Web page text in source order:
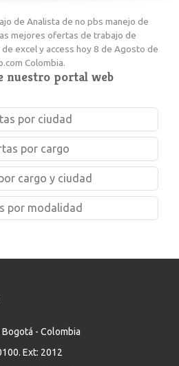
de Analista de no pbs manejo de
mejores ofertas de trabajo de
excel y access hoy 8 de Agosto de
Colombia.
nuestro portal web
por ciudad
por cargo
cargo y ciudad
por modalidad
- Colombia
. Ext: 2012